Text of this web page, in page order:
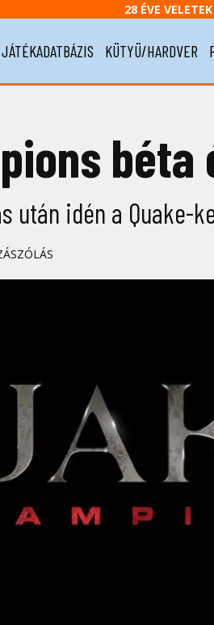
28 ÉVE
JÁTÉKADATBÁZIS KÜTYÜ/HARDVER
után idén a Quake-